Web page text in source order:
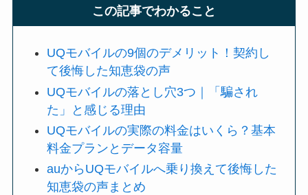
この記事でわかること
UQモバイルの9個のデメリット！契約し
て後悔した知恵袋の声
UQモバイルの落とし穴3つ｜「騙され
た」と感じる理由
UQモバイルの実際の料金はいくら？基本
料金プランとデータ容量
auからUQモバイルへ乗り換えて後悔した
知恵袋の声まとめ